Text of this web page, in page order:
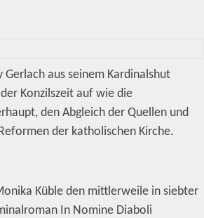
Gerlach aus seinem Kardinalshut
Konzilszeit auf wie die
den Abgleich der Quellen und
der katholischen Kirche.
Küble den mittlerweile in siebter
In Nomine Diaboli